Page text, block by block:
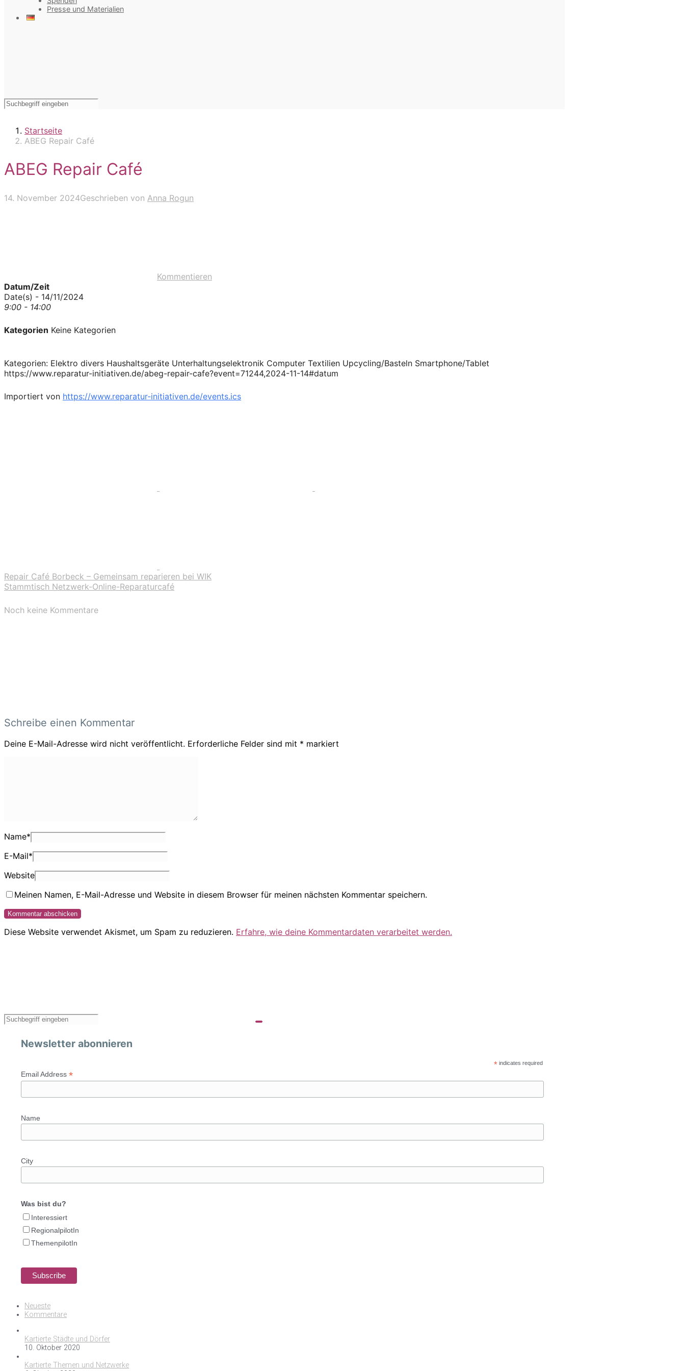
Presse und Materialien
Startseite
ABEG Repair Café
ABEG Repair Café
14. November 2024Geschrieben von Anna Rogun
Kommentieren
Datum/Zeit
Date(s) - 14/11/2024
9:00 - 14:00
Kategorien Keine Kategorien
Kategorien: Elektro divers Haushaltsgeräte Unterhaltungselektronik Computer Textilien Upcycling/Basteln Smartphone/Tablet
https://www.reparatur-initiativen.de/abeg-repair-cafe?event=71244,2024-11-14#datum
Importiert von https://www.reparatur-initiativen.de/events.ics
Repair Café Borbeck – Gemeinsam reparieren bei WIK
Stammtisch Netzwerk-Online-Reparaturcafé
Noch keine Kommentare
Schreibe einen Kommentar
Deine E-Mail-Adresse wird nicht veröffentlicht. Erforderliche Felder sind mit * markiert
Name*
E-Mail*
Website
Meinen Namen, E-Mail-Adresse und Website in diesem Browser für meinen nächsten Kommentar speichern.
Diese Website verwendet Akismet, um Spam zu reduzieren. Erfahre, wie deine Kommentardaten verarbeitet werden.
Newsletter abonnieren
* indicates required
Email Address *
Name
City
Was bist du?
Interessiert
RegionalpilotIn
ThemenpilotIn
Neueste
Kommentare
Kartierte Städte und Dörfer
10. Oktober 2020
Kartierte Themen und Netzwerke